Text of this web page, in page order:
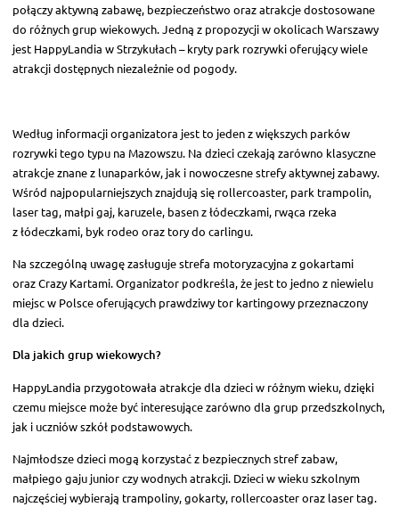
połączy aktywną zabawę, bezpieczeństwo oraz atrakcje dostosowane
do różnych grup wiekowych. Jedną z propozycji w okolicach Warszawy
jest HappyLandia w Strzykułach – kryty park rozrywki oferujący wiele
atrakcji dostępnych niezależnie od pogody.
Według informacji organizatora jest to jeden z większych parków
rozrywki tego typu na Mazowszu. Na dzieci czekają zarówno klasyczne
atrakcje znane z lunaparków, jak i nowoczesne strefy aktywnej zabawy.
Wśród najpopularniejszych znajdują się rollercoaster, park trampolin,
laser tag, małpi gaj, karuzele, basen z łódeczkami, rwąca rzeka
z łódeczkami, byk rodeo oraz tory do carlingu.
Na szczególną uwagę zasługuje strefa motoryzacyjna z gokartami
oraz Crazy Kartami. Organizator podkreśla, że jest to jedno z niewielu
miejsc w Polsce oferujących prawdziwy tor kartingowy przeznaczony
dla dzieci.
Dla jakich grup wiekowych?
HappyLandia przygotowała atrakcje dla dzieci w różnym wieku, dzięki
czemu miejsce może być interesujące zarówno dla grup przedszkolnych,
jak i uczniów szkół podstawowych.
Najmłodsze dzieci mogą korzystać z bezpiecznych stref zabaw,
małpiego gaju junior czy wodnych atrakcji. Dzieci w wieku szkolnym
najczęściej wybierają trampoliny, gokarty, rollercoaster oraz laser tag.